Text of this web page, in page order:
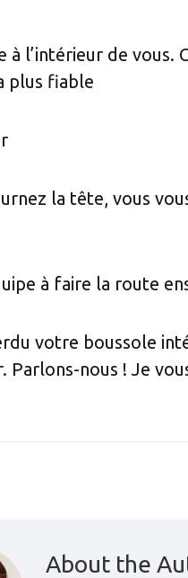
l’intérieur de vous.
plus fiable
la tête, vous
à faire la route
votre boussole
Parlons-nous ! Je
About the